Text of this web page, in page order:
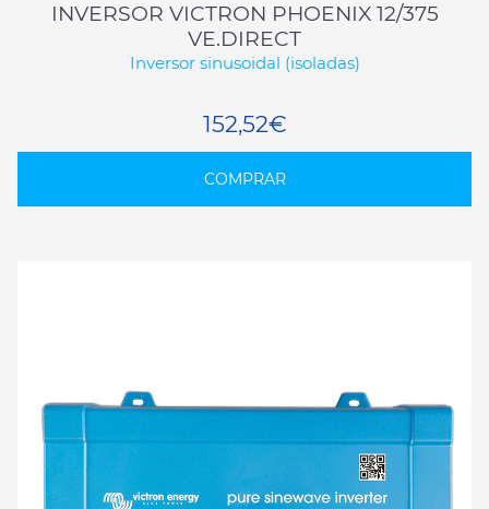
INVERSOR VICTRON PHOENIX 12/375
VE.DIRECT
Inversor sinusoidal (isoladas)
152,52€
COMPRAR